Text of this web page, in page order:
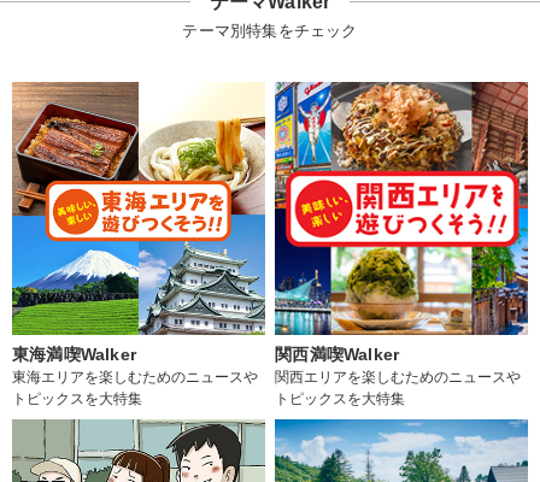
テーマ別特集をチェック
東海満喫Walker
東海エリアを楽しむためのニュースや
トピックスを大特集
関西満喫Walker
関西エリアを楽しむためのニュースや
トピックスを大特集